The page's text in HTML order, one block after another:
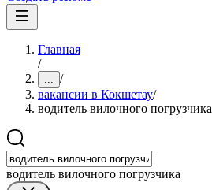
Главная
/
... /
вакансии в Кокшетау/
водитель вилочного погрузчика
водитель вилочного погрузчика